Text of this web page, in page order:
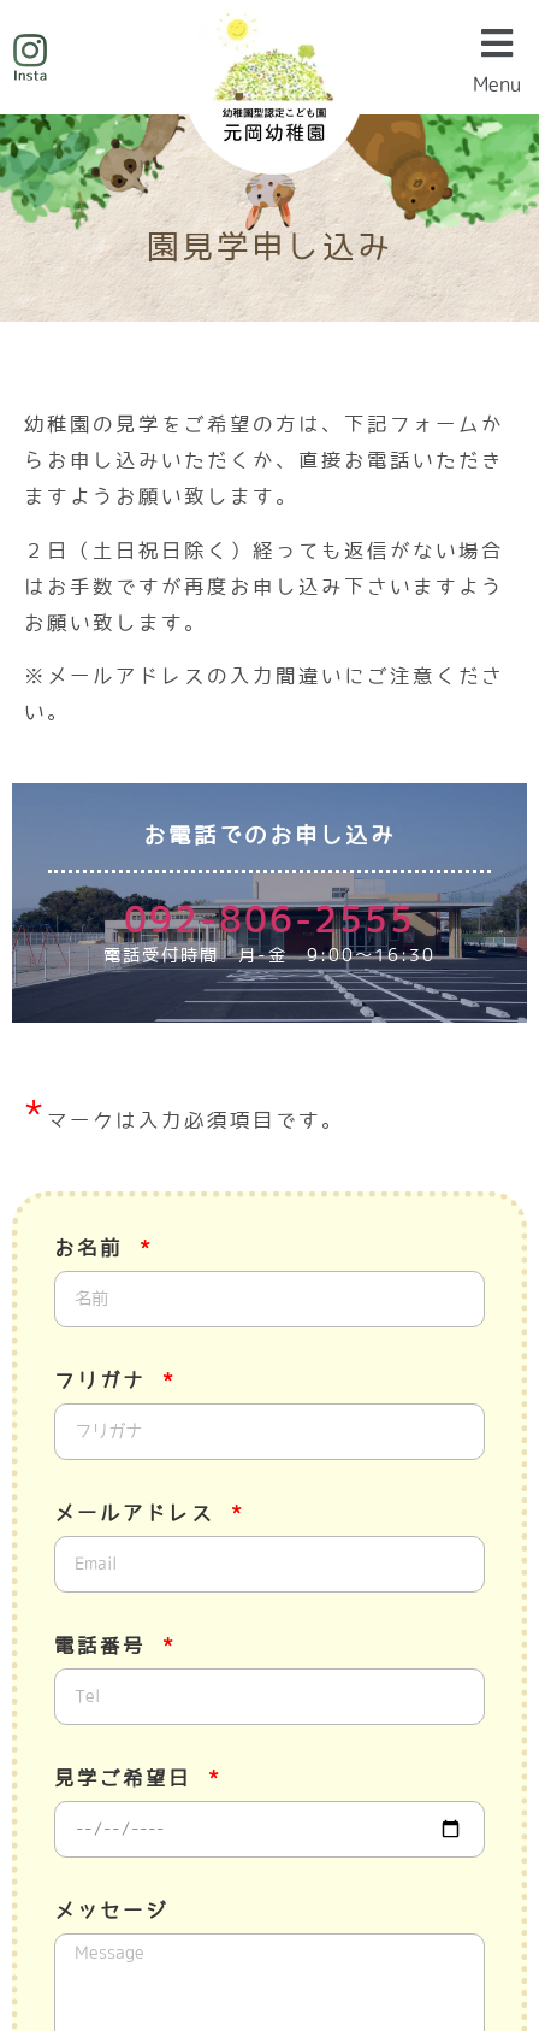
Menu
Menu
園見学申し込み
幼稚園の見学をご希望の方は、下記フォームか
らお申し込みいただくか、直接お電話いただき
ますようお願い致します。
２日（土日祝日除く）経っても返信がない場合
はお手数ですが再度お申し込み下さいますよう
お願い致します。
※メールアドレスの入力間違いにご注意くださ
い。
お電話でのお申し込み
092-806-2555
電話受付時間 月-金 9:00～16:30
* マークは入力必須項目です。
お名前
フリガナ
メールアドレス
電話番号
見学ご希望日
メッセージ